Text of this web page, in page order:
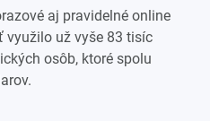
aj pravidelné online
využilo už vyše 83 tisíc
osôb, ktoré spolu